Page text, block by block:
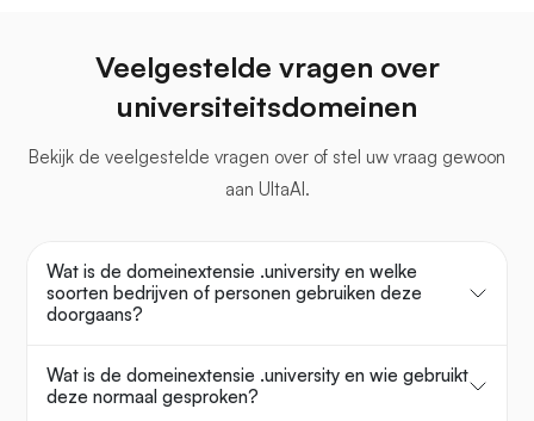
Veelgestelde vragen over
universiteitsdomeinen
Bekijk de veelgestelde vragen over of stel uw vraag gewoon
aan UltaAI.
Wat is de domeinextensie .university en welke
soorten bedrijven of personen gebruiken deze
doorgaans?
Wat is de domeinextensie .university en wie gebruikt
deze normaal gesproken?